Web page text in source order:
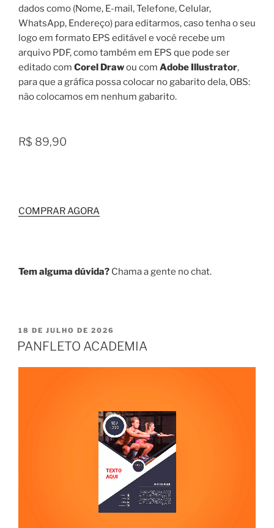
dados como (Nome, E-mail, Telefone, Celular,
WhatsApp, Endereço) para editarmos, caso tenha o seu
logo em formato EPS editável e você recebe um
arquivo PDF, como também em EPS que pode ser
editado com Corel Drawou com Adobe Illustrator,
para que a gráfica possa colocar no gabarito dela, OBS:
não colocamos em nenhum gabarito.
R$ 89,90
COMPRAR AGORA
Tem alguma dúvida? Chama a gente no chat.
PUBLICADO
EM
18 DE JULHO DE 2026
PANFLETO ACADEMIA